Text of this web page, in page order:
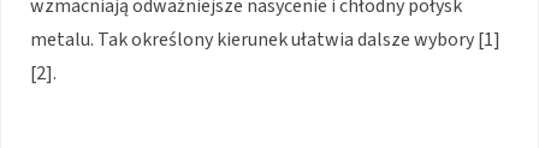
wzmacniają odważniejsze nasycenie i chłodny połysk
metalu. Tak określony kierunek ułatwia dalsze wybory [1]
[2].